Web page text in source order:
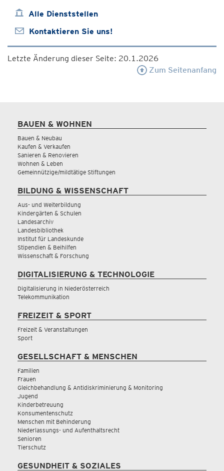
Alle Dienststellen
Kontaktieren Sie uns!
Letzte Änderung dieser Seite: 20.1.2026
Zum Seitenanfang
BAUEN & WOHNEN
Bauen & Neubau
Kaufen & Verkaufen
Sanieren & Renovieren
Wohnen & Leben
Gemeinnützige/mildtätige Stiftungen
BILDUNG & WISSENSCHAFT
Aus- und Weiterbildung
Kindergärten & Schulen
Landesarchiv
Landesbibliothek
Institut für Landeskunde
Stipendien & Beihilfen
Wissenschaft & Forschung
DIGITALISIERUNG & TECHNOLOGIE
Digitalisierung in Niederösterreich
Telekommunikation
FREIZEIT & SPORT
Freizeit & Veranstaltungen
Sport
GESELLSCHAFT & MENSCHEN
Familien
Frauen
Gleichbehandlung & Antidiskriminierung & Monitoring
Jugend
Kinderbetreuung
Konsumentenschutz
Menschen mit Behinderung
Niederlassungs- und Aufenthaltsrecht
Senioren
Tierschutz
GESUNDHEIT & SOZIALES